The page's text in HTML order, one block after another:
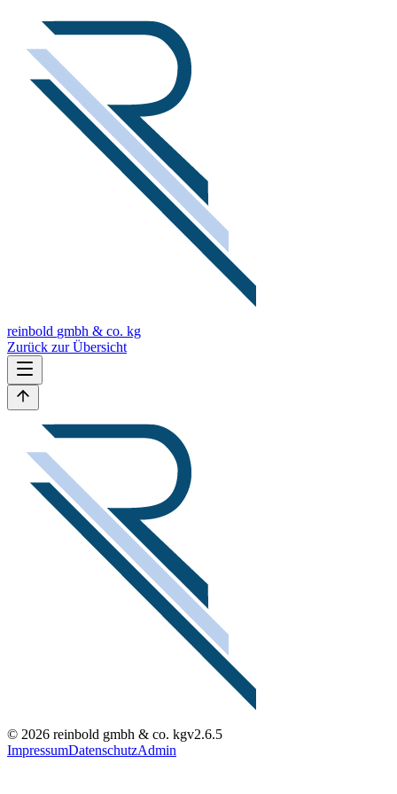
reinbold gmbh & co. kg
Zurück zur Übersicht
© 2026 reinbold gmbh & co. kgv2.6.5
ImpressumDatenschutzAdmin